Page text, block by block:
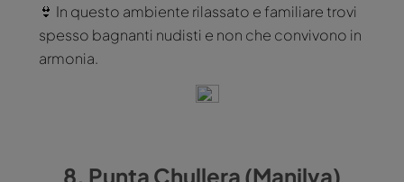
👙 In questo ambiente rilassato e familiare trovi
spesso bagnanti nudisti e non che convivono in
armonia.
8. Punta Chullera (Manilva)